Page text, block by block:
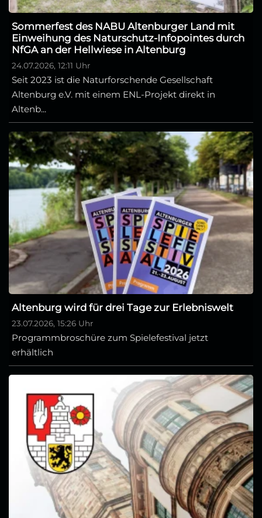
Sommerfest des NABU Altenburger Land mit
Einweihung des Naturschutz-Infopointes durch
NfGA an der Hellwiese in Altenburg
24.07.2026, 12:11 Uhr
Seit 2023 ist die Naturforschende Gesellschaft
Altenburg e.V. mit einem ENL-Projekt direkt in
Altenb...
Altenburg wird für drei Tage zur Erlebniswelt
23.07.2026, 15:26 Uhr
Programmbroschüre zum Spielefestival jetzt
erhältlich